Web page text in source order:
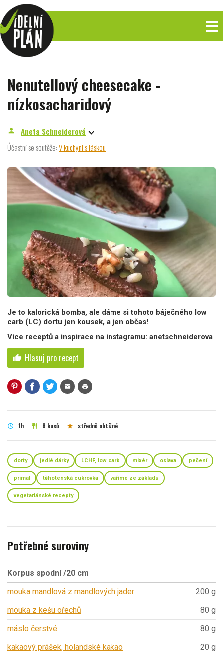
Nenutellový cheesecake -
nízkosacharidový
person
Aneta Schneiderová
Účastní se soutěže:V kuchyni s láskou
Je to kalorická bomba, ale dáme si tohoto báječného low
carb (LC) dortu jen kousek, a jen občas!
Více receptů a inspirace na instagramu: anetschneiderova
thumb_up Hlasuj pro recept
mail print
schedule 1h restaurant 8 kusů star středně obtížné
dorty jedlé dárky LCHF, low carb mixér oslava pečení
primal těhotenská cukrovka vaříme ze základu
vegetariánské recepty
Potřebné suroviny
Korpus spodní /20 cm
mouka mandlová z mandlových jader
200 g
mouka z kešu ořechů
80 g
máslo čerstvé
80 g
kakaový prášek, holandské kakao
20 g